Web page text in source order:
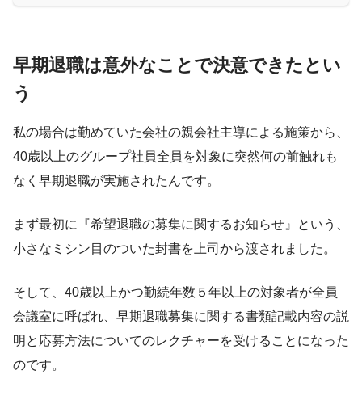
早期退職は意外なことで決意できたとい
う
私の場合は勤めていた会社の親会社主導による施策から、
40歳以上のグループ社員全員を対象に突然何の前触れも
なく早期退職が実施されたんです。
まず最初に『希望退職の募集に関するお知らせ』という、
小さなミシン目のついた封書を上司から渡されました。
そして、40歳以上かつ勤続年数５年以上の対象者が全員
会議室に呼ばれ、早期退職募集に関する書類記載内容の説
明と応募方法についてのレクチャーを受けることになった
のです。